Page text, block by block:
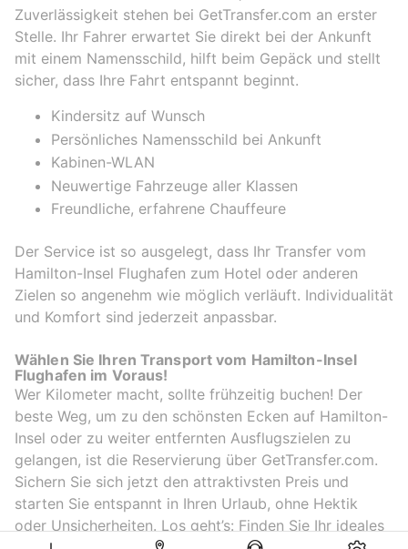
Zuverlässigkeit stehen bei GetTransfer.com an erster
Stelle. Ihr Fahrer erwartet Sie direkt bei der Ankunft
mit einem Namensschild, hilft beim Gepäck und stellt
sicher, dass Ihre Fahrt entspannt beginnt.
Kindersitz auf Wunsch
Persönliches Namensschild bei Ankunft
Kabinen-WLAN
Neuwertige Fahrzeuge aller Klassen
Freundliche, erfahrene Chauffeure
Der Service ist so ausgelegt, dass Ihr Transfer vom
Hamilton-Insel Flughafen zum Hotel oder anderen
Zielen so angenehm wie möglich verläuft. Individualität
und Komfort sind jederzeit anpassbar.
Wählen Sie Ihren Transport vom Hamilton-Insel
Flughafen im Voraus!
Wer Kilometer macht, sollte frühzeitig buchen! Der
beste Weg, um zu den schönsten Ecken auf Hamilton-
Insel oder zu weiter entfernten Ausflugszielen zu
gelangen, ist die Reservierung über GetTransfer.com.
Sichern Sie sich jetzt den attraktivsten Preis und
starten Sie entspannt in Ihren Urlaub, ohne Hektik
oder Unsicherheiten. Los geht’s: Finden Sie Ihr ideales